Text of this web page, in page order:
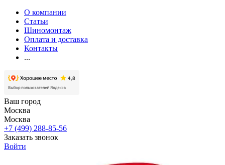
О компании
Статьи
Шиномонтаж
Оплата и доставка
Контакты
...
Ваш город
Москва
Москва
+7 (499) 288-85-56
Заказать звонок
Войти